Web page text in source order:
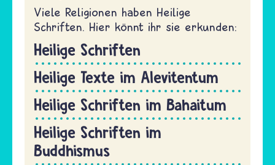
Viele Religionen haben Heilige
Schriften. Hier könnt ihr sie erkunden:
Heilige Schriften
Heilige Texte im Alevitentum
Heilige Schriften im Bahaitum
Heilige Schriften im
Buddhismus